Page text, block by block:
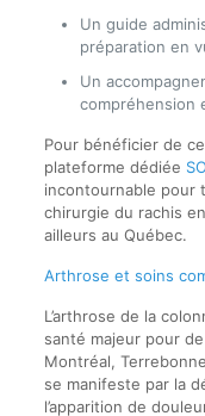
Un guide
préparation en
Un
compréhension
Pour bénéficier de
plateforme dédiée
incontournable pour
chirurgie du rachis
ailleurs au Québec.
Arthrose et soins
L’arthrose de la
santé majeur pour
Montréal,
se manifeste par la
l’apparition de